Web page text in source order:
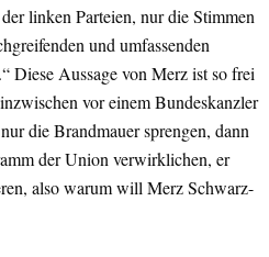
linken Parteien, nur die Stimmen
und umfassenden
Diese Aussage von Merz ist so frei
vor einem Bundeskanzler
die Brandmauer sprengen, dann
der Union verwirklichen, er
also warum will Merz Schwarz-